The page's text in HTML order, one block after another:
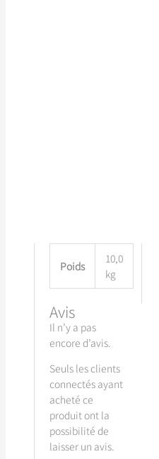
Poids
10,0
kg
Avis
Il n’y a pas
encore d’avis.
Seuls les clients
connectés ayant
acheté ce
produit ont la
possibilité de
laisser un avis.